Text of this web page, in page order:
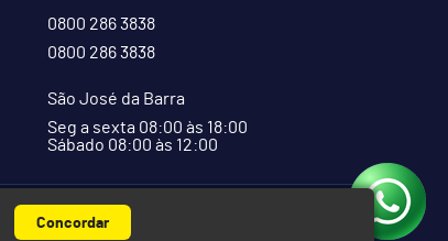
0800 286 3838
0800 286 3838
São José da Barra
Seg a sexta 08:00 às 18:00
Sábado 08:00 às 12:00
Concordar